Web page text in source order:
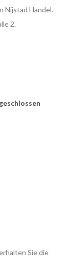
Nijstad Handel.
2.
Sie die